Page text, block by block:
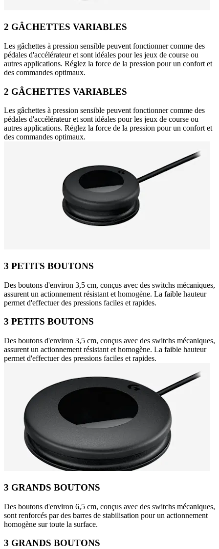
2 GÂCHETTES VARIABLES
Les gâchettes à pression sensible peuvent fonctionner comme des
pédales d'accélérateur et sont idéales pour les jeux de course ou
autres applications. Réglez la force de la pression pour un confort et
des commandes optimaux.
2 GÂCHETTES VARIABLES
Les gâchettes à pression sensible peuvent fonctionner comme des
pédales d'accélérateur et sont idéales pour les jeux de course ou
autres applications. Réglez la force de la pression pour un confort et
des commandes optimaux.
3 PETITS BOUTONS
Des boutons d'environ 3,5 cm, conçus avec des switchs mécaniques,
assurent un actionnement résistant et homogène. La faible hauteur
permet d'effectuer des pressions faciles et rapides.
3 PETITS BOUTONS
Des boutons d'environ 3,5 cm, conçus avec des switchs mécaniques,
assurent un actionnement résistant et homogène. La faible hauteur
permet d'effectuer des pressions faciles et rapides.
3 GRANDS BOUTONS
Des boutons d'environ 6,5 cm, conçus avec des switchs mécaniques,
sont renforcés par des barres de stabilisation pour un actionnement
homogène sur toute la surface.
3 GRANDS BOUTONS